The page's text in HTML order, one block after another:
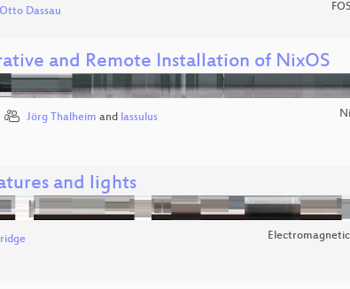
Otto Dassau
and Remote Installation of NixOS
Jörg Thalheim and lassulus
and lights